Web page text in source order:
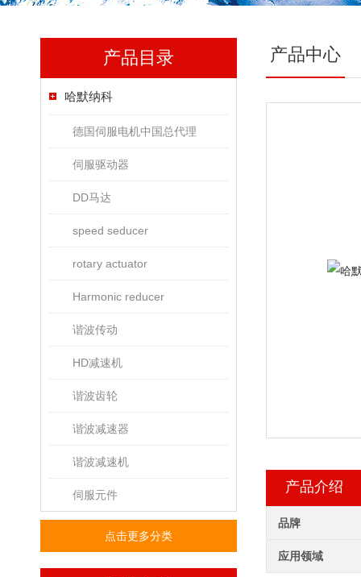
产品目录
哈默纳科
德国伺服电机中国总代理
伺服驱动器
DD马达
speed seducer
rotary actuator
Harmonic reducer
谐波传动
HD减速机
谐波齿轮
谐波减速器
谐波减速机
伺服元件
点击更多分类
产品中心
产品介绍
品牌
应用领域